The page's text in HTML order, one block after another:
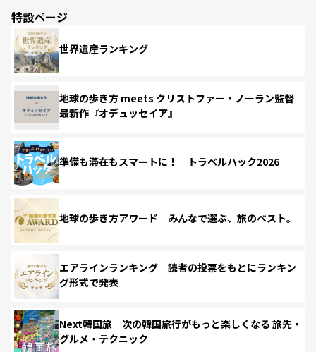
特設ページ
世界遺産ランキング
地球の歩き方 meets クリストファー・ノーラン監督
最新作『オデュッセイア』
準備も滞在もスマートに！ トラベルハック2026
地球の歩き方アワード みんなで選ぶ、旅のベスト。
エアラインランキング 読者の投票をもとにランキン
グ形式で発表
Next韓国旅 次の韓国旅行がもっと楽しくなる 旅先・
グルメ・テクニック